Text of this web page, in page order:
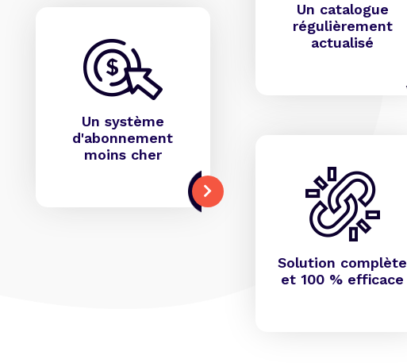
Un système
d'abonnement
moins cher
Un catalogue
régulièrement
actualisé
Solution complète
et 100 % efficace